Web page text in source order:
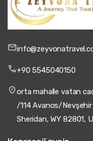
+90 5545040150
orta mahalle vatan
/114 Avanos/
Sheridan, WY 82801,